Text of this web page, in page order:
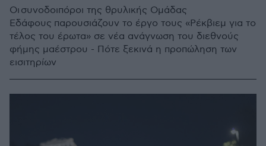
Οι συνοδοιπόροι της θρυλικής Ομάδας
Εδάφους παρουσιάζουν το έργο τους «Ρέκβιεμ για το
τέλος του έρωτα» σε νέα ανάγνωση του διεθνούς
φήμης μαέστρου - Πότε ξεκινά η προπώληση των
εισιτηρίων